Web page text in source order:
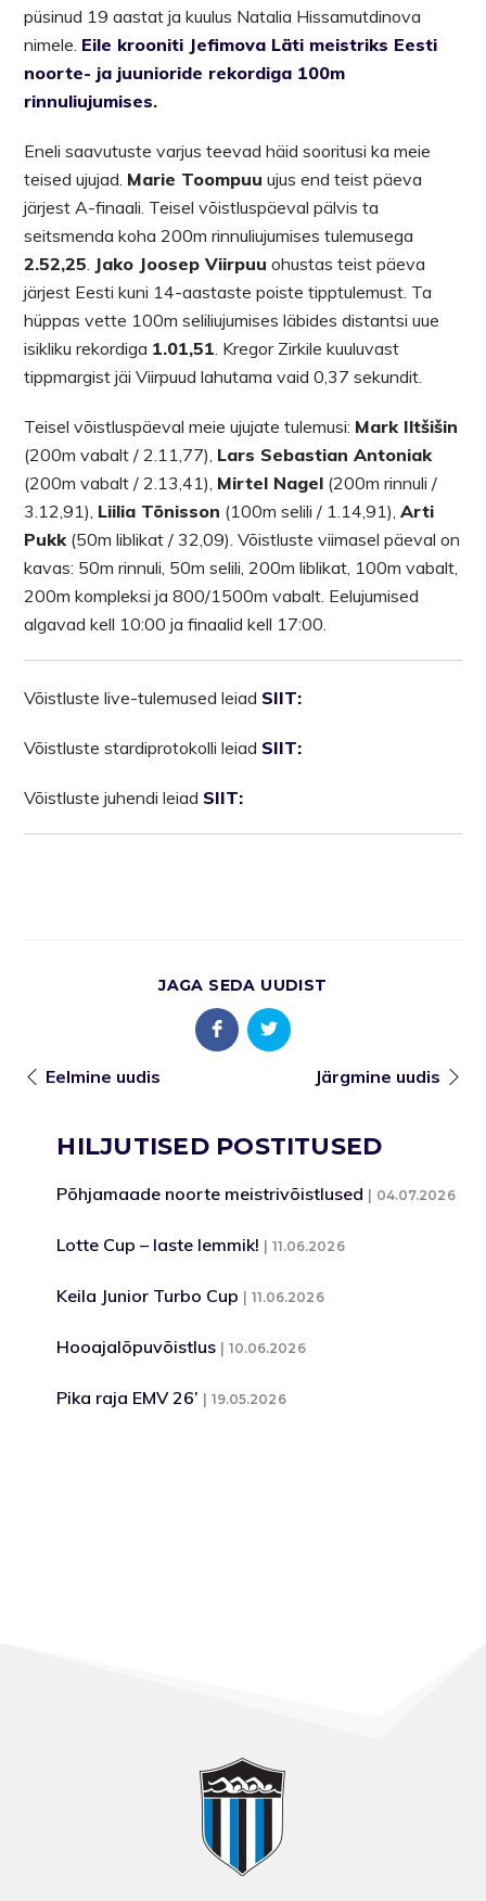
püsinud 19 aastat ja kuulus Natalia Hissamutdinova
nimele. Eile krooniti Jefimova Läti meistriks Eesti
noorte- ja juunioride rekordiga 100m
rinnuliujumises.
Eneli saavutuste varjus teevad häid sooritusi ka meie
teised ujujad. Marie Toompuu ujus end teist päeva
järjest A-finaali. Teisel võistluspäeval pälvis ta
seitsmenda koha 200m rinnuliujumises tulemusega
2.52,25 Jako Joosep Viirpuu ohustas teist päeva
järjest Eesti kuni 14-aastaste poiste tipptulemust. Ta
hüppas vette 100m seliliujumises läbides distantsi uue
isikliku rekordiga 1.01,51 . Kregor Zirkile kuuluvast
tippmargist jäi Viirpuud lahutama vaid 0,37 sekundit.
Teisel võistluspäeval meie ujujate tulemusi: Mark Iltšišin
(200m vabalt / 2.11,77), Lars Sebastian Antoniak
(200m vabalt / 2.13,41), Mirtel Nagel (200m rinnuli /
3.12,91), Liilia Tõnisson (100m selili / 1.14,91),Arti
Pukk (50m liblikat / 32,09). Võistluste viimasel päeval on
kavas: 50m rinnuli, 50m selili, 200m liblikat, 100m vabalt,
200m kompleksi ja 800/1500m vabalt. Eelujumised
algavad kell 10:00 ja finaalid kell 17:00.
Võistluste live-tulemused leiad SIIT:
Võistluste stardiprotokolli leiad SIIT:
Võistluste juhendi leiad SIIT:
JAGA SEDA UUDIST
Eelmine uudis Järgmine uudis
HILJUTISED POSTITUSED
Põhjamaade noorte meistrivõistlused 04.07.2026
Lotte Cup – laste lemmik! 11.06.2026
Keila Junior Turbo Cup 11.06.2026
Hooajalõpuvõistlus 10.06.2026
Pika raja EMV 26’ 19.05.2026